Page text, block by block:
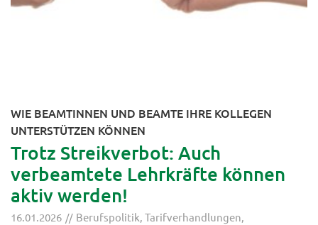
WIE BEAMTINNEN UND BEAMTE IHRE KOLLEGEN
UNTERSTÜTZEN KÖNNEN
Trotz Streikverbot: Auch
verbeamtete Lehrkräfte können
aktiv werden!
16.01.2026 Berufspolitik, Tarifverhandlungen,